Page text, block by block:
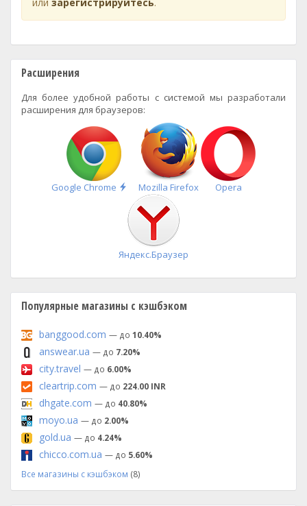
Расширения
Для более удобной работы с системой мы разработали
расширения для браузеров:
Google Chrome
Быстрая
установка
Mozilla Firefox Opera
Яндекс.Браузер
Популярные магазины с кэшбэком
banggood.com — до 10.40%
answear.ua — до 7.20%
city.travel — до 6.00%
cleartrip.com — до 224.00 INR
dhgate.com — до 40.80%
moyo.ua — до 2.00%
gold.ua — до 4.24%
chicco.com.ua — до 5.60%
Все магазины с кэшбэком (8)